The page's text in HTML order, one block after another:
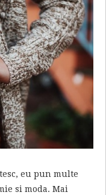
eu pun multe
si moda. Mai